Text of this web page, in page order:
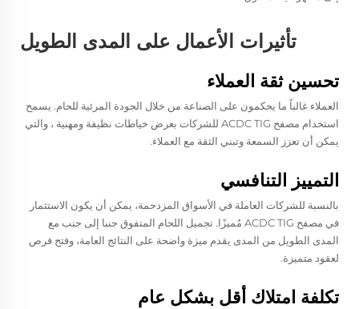
تأثيرات الأعمال على المدى الطويل
تحسين ثقة العملاء
العملاء غالباً ما يحكمون على الصناعة من خلال الجودة المرئية للحام. يسمح
استخدام مصفح ACDC TIG للشركات بعرض خياطات نظيفة ومهنية ، والتي
يمكن أن تعزز السمعة وتبني الثقة مع العملاء.
التمييز التنافسي
بالنسبة للشركات العاملة في الأسواق المزدحمة، يمكن أن يكون الاستثمار
في مصفح ACDC TIG مُميزًا. تجميل اللحام المتفوق جنبا إلى جنب مع
المدى الطويل من المدى يقدم ميزة واضحة على النتائج العامة، وفتح فرص
لعقود متميزة.
تكلفة امتلاك أقل بشكل عام